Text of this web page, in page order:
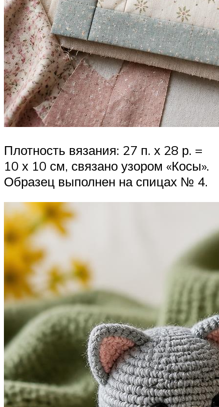
Плотность вязания: 27 п. х 28 р. =
10 х 10 см, связано узором «Косы».
Образец выполнен на спицах № 4.